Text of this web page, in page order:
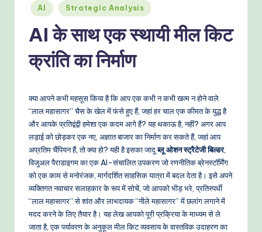
ra
m
di
P
o
e
Posted
in
AI Strategic Analysis
AI के साथ एक स्थायी मील किट
क्रांति का निर्माण
क्या आपने कभी महसूस किया है कि आप एक कभी न कभी खत्म न होने वाले
“लाल महासागर” चैस के खेल में फंसे हुए हैं, जहां हर चाल एक कीमत के युद्ध है
और आपके प्रतिद्वंद्वी हमेशा एक कदम आगे हैं? यह थकाऊ है, नहीं? अगर आप
लड़ाई को छोड़कर एक नए, अज्ञात बाजार का निर्माण कर सकते हैं, जहां आप
अप्रतिम चैंपियन हैं, तो क्या हो? यही है इसका जादूब्लू ओशन स्ट्रैटेजी बिल्डर,
विजुअल पैराडाइगम का एक AI-संचालित उपकरण जो रणनीतिक ब्रेनस्टॉर्मिंग
को एक काम से मनोरंजक, मार्गदर्शित साहसिक यात्रा में बदल देता है। इसे अपने
व्यक्तिगत नवाचार सलाहकार के रूप में सोचें, जो आपको भीड़ भरे, प्रतिस्पर्धी
“लाल महासागर” से शांत और लाभदायक “नीले महासागर” में छलांग लगाने में
मदद करने के लिए तैयार है। यह लेख आपको पूरी प्रक्रिया के माध्यम से ले
जाता है, एक पर्यावरण के अनुकूल मील किट व्यवसाय के वास्तविक उदाहरण का